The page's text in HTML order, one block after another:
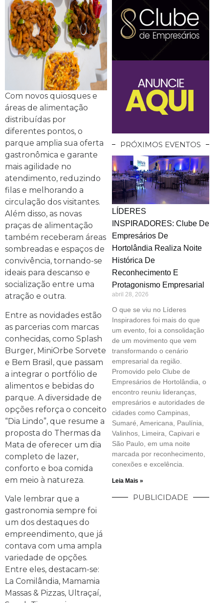
Com novos quiosques e
áreas de alimentação
distribuídas por
diferentes pontos, o
parque amplia sua oferta
gastronômica e garante
mais agilidade no
atendimento, reduzindo
filas e melhorando a
circulação dos visitantes.
Além disso, as novas
praças de alimentação
também receberam áreas
sombreadas e espaços de
convivência, tornando-se
ideais para descanso e
socialização entre uma
atração e outra.
Entre as novidades estão
as parcerias com marcas
conhecidas, como Splash
Burger, MiniOrbe Sorvete
e Bem Brasil, que passam
a integrar o portfólio de
alimentos e bebidas do
parque. A diversidade de
opções reforça o conceito
“Dia Lindo”, que resume a
proposta do Thermas da
Mata de oferecer um dia
completo de lazer,
conforto e boa comida
em meio à natureza.
Vale lembrar que a
gastronomia sempre foi
um dos destaques do
empreendimento, que já
contava com uma ampla
variedade de opções.
Entre eles, destacam-se:
La Comilândia, Mamamia
Massas & Pizzas, Ultraçaí,
PRÓXIMOS EVENTOS
LÍDERES
INSPIRADORES: Clube De
Empresários De
Hortolândia Realiza Noite
Histórica De
Reconhecimento E
Protagonismo Empresarial
abril 28, 2026
O que se viu no Líderes
Inspiradores foi mais do que
um evento, foi a consolidação
de um movimento que vem
transformando o cenário
empresarial da região.
Promovido pelo Clube de
Empresários de Hortolândia, o
encontro reuniu lideranças,
empresários e autoridades de
cidades como Campinas,
Sumaré, Americana, Paulínia,
Valinhos, Limeira, Capivari e
São Paulo, em uma noite
marcada por reconhecimento,
conexões e excelência.
Leia Mais »
PUBLICIDADE